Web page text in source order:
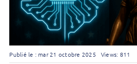
Publié le : mar 21 octobre 2025 Views: 811